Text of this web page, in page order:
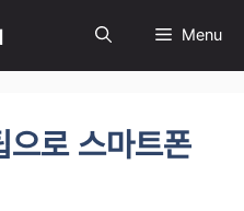
Menu
으로 스마트폰